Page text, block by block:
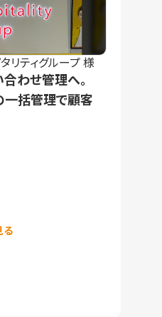
リティグループ 様
わせ管理へ。
一括管理で顧客
る